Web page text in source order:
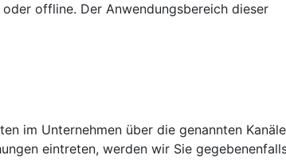
offline. Der Anwendungsbereich dieser
im Unternehmen über die genannten Kanäle
eintreten, werden wir Sie